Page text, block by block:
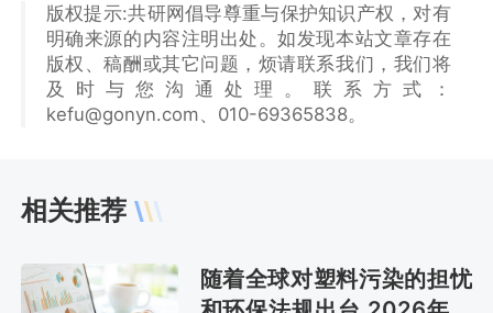
版权提示:共研网倡导尊重与保护知识产权，对有
明确来源的内容注明出处。如发现本站文章存在
版权、稿酬或其它问题，烦请联系我们，我们将
及时与您沟通处理。联系方式：
kefu@gonyn.com、010-69365838。
相关推荐
随着全球对塑料污染的担忧